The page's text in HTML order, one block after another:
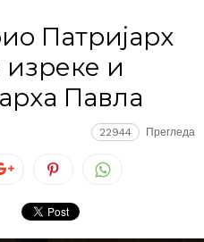
Патријарх
и
Павла
22944 Прегледа